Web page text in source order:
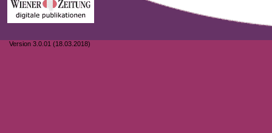
Version 3.0.01 (18.03.2018)